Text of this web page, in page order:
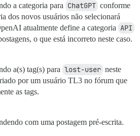
a categoria para ChatGPT conforme
dos novos usuários não selecionará
atualmente define a categoria API
o que está incorreto neste caso.
a(s) tag(s) para lost-user neste
por um usuário TL3 no fórum que
as tags.
com uma postagem pré-escrita.